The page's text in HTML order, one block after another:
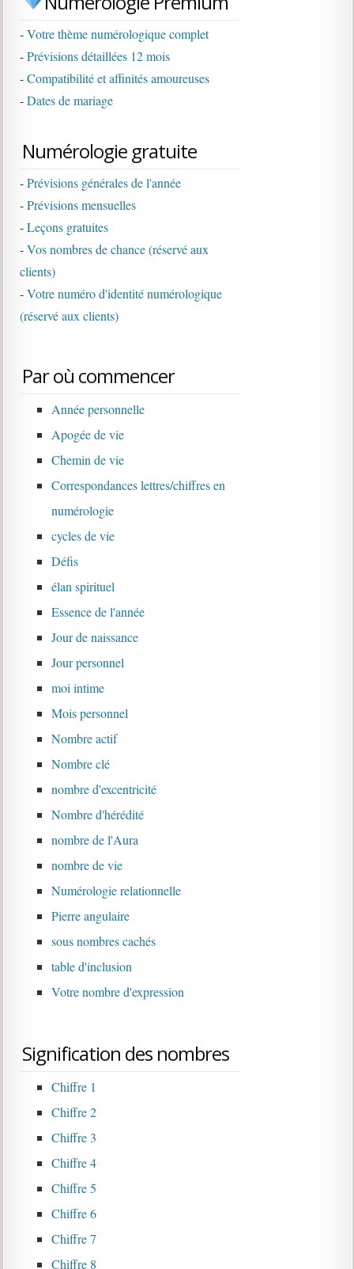
-Votre thème numérologique complet
-Prévisions détaillées 12 mois
-Compatibilité et affinités amoureuses
-Dates de mariage
Numérologie gratuite
-Prévisions générales de l'année
-Prévisions mensuelles
-Leçons gratuites
-Vos nombres de chance (réservé aux
clients)
-Votre numéro d'identité numérologique
(réservé aux clients)
Par où commencer
Année personnelle
Apogée de vie
Chemin de vie
Correspondances lettres/chiffres en
numérologie
cycles de vie
Défis
élan spirituel
Essence de l'année
Jour de naissance
Jour personnel
moi intime
Mois personnel
Nombre actif
Nombre clé
nombre d'excentricité
Nombre d'hérédité
nombre de l'Aura
nombre de vie
Numérologie relationnelle
Pierre angulaire
sous nombres cachés
table d'inclusion
Votre nombre d'expression
Signification des nombres
Chiffre 1
Chiffre 2
Chiffre 3
Chiffre 4
Chiffre 5
Chiffre 6
Chiffre 7
Chiffre 8